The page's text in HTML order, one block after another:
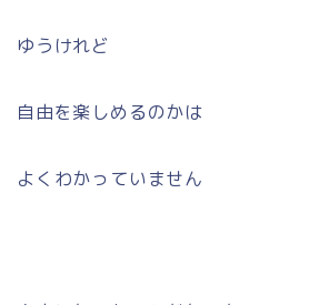
ゆうけれど
自由を楽しめるのかは
よくわかっていません